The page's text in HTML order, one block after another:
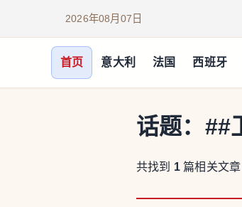
2026年08月07日
首页 意大利 法国 西班牙
话题： ##
共找到 1 篇相关文章